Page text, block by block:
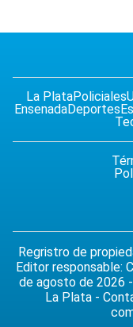
La PlataPoliciales
EnsenadaDeportes
Regristro de
Editor responsable:
de agosto de 2026
La Plata -